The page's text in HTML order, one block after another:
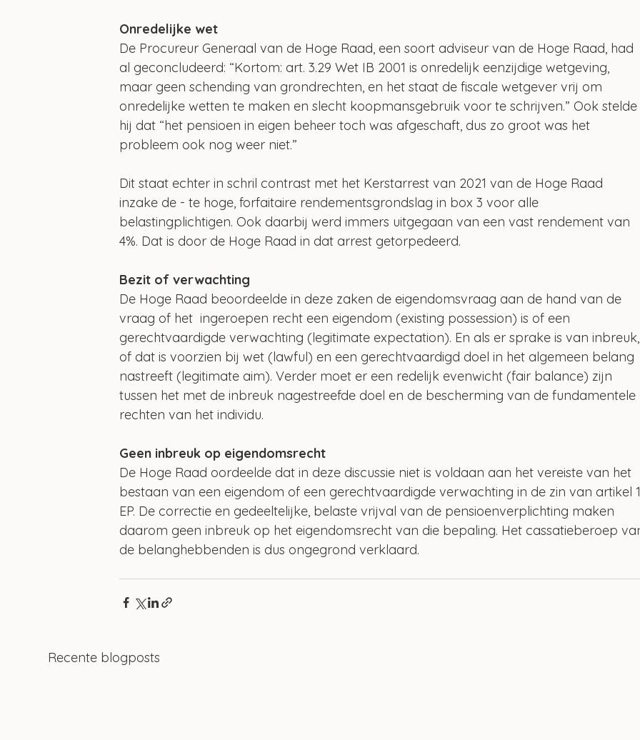
Onredelijke wet
De Procureur Generaal van de Hoge Raad, een soort adviseur van de Hoge Raad, had
al geconcludeerd: “Kortom: art. 3.29 Wet IB 2001 is onredelijk eenzijdige wetgeving,
maar geen schending van grondrechten, en het staat de fiscale wetgever vrij om
onredelijke wetten te maken en slecht koopmansgebruik voor te schrijven.” Ook
hij dat “het pensioen in eigen beheer toch was afgeschaft, dus zo groot was het
probleem ook nog weer niet.”
Dit staat echter in schril contrast met het Kerstarrest van 2021 van de Hoge Raad
inzake de - te hoge, forfaitaire rendementsgrondslag in box 3 voor alle
belastingplichtigen. Ook daarbij werd immers uitgegaan van een vast rendement van
4%. Dat is door de Hoge Raad in dat arrest getorpedeerd.
Bezit of verwachting
De Hoge Raad beoordeelde in deze zaken de eigendomsvraag aan de hand van de
vraag of het  ingeroepen recht een eigendom (existing possession) is of een
gerechtvaardigde verwachting (legitimate expectation). En als er sprake is van
of dat is voorzien bij wet (lawful) en een gerechtvaardigd doel in het algemeen belang
nastreeft (legitimate aim). Verder moet er een redelijk evenwicht (fair balance) zijn
tussen het met de inbreuk nagestreefde doel en de bescherming van de fundamentele
rechten van het individu.
Geen inbreuk op eigendomsrecht
De Hoge Raad oordeelde dat in deze discussie niet is voldaan aan het vereiste van het
bestaan van een eigendom of een gerechtvaardigde verwachting in de zin van artikel
EP. De correctie en gedeeltelijke, belaste vrijval van de pensioenverplichting maken
daarom geen inbreuk op het eigendomsrecht van die bepaling. Het cassatieberoep
de belanghebbenden is dus ongegrond verklaard.
Recente blogposts